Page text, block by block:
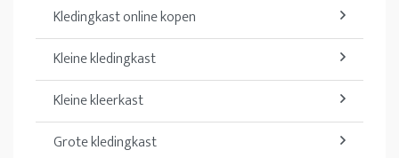
Kledingkast online kopen
Kleine kledingkast
Kleine kleerkast
Grote kledingkast